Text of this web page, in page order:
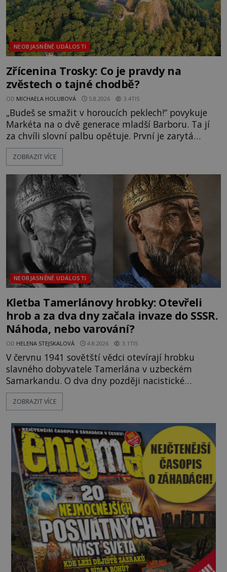
NEOBJASNĚNÉ UDÁLOSTI
Zřícenina Trosky: Co je pravdy na
zvěstech o tajné chodbě?
OD MICHAELA HOLUBOVÁ 5.8.2026 3.4TIS
„Budeš se smažit v horoucích peklech!“ povykuje
Markéta na o dvě generace mladší Barboru. Ta jí
za chvíli slovní palbu opětuje. První je zarytá
katolička, druhá přesvědčená kališnice. A každá z
nich se usídlí na jedné z věží slavného hradu
mezi vůdce protihusitského boje. Za manželku má
skutečně jistou
ZOBRAZIT VÍCE
NEOBJASNĚNÉ UDÁLOSTI
Kletba Tamerlánovy hrobky: Otevřeli
hrob a za dva dny začala invaze do SSSR.
Náhoda, nebo varování?
OD HELENA STEJSKALOVÁ 4.8.2026 3.1TIS
V červnu 1941 sovětští vědci otevírají hrobku
slavného dobyvatele Tamerlána v uzbeckém
Samarkandu. O dva dny později nacistické
Německo zahajuje operaci Barbarossa a napadá
Sovětský svaz. Shoda dat je natolik zarážející, že se
na legendě něco pravdy, nebo jde jen o fascinující
souhru okolností? Když antropolog Michail
Gerasimov (1907-1970) a
ZOBRAZIT VÍCE